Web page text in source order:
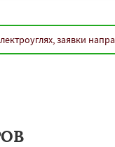
заявки